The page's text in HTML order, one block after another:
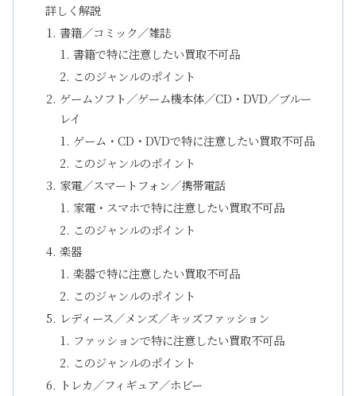
詳しく解説
書籍／コミック／雑誌
書籍で特に注意したい買取不可品
このジャンルのポイント
ゲームソフト／ゲーム機本体／CD・DVD／ブルー
レイ
ゲーム・CD・DVDで特に注意したい買取不可品
このジャンルのポイント
家電／スマートフォン／携帯電話
家電・スマホで特に注意したい買取不可品
このジャンルのポイント
楽器
楽器で特に注意したい買取不可品
このジャンルのポイント
レディース／メンズ／キッズファッション
ファッションで特に注意したい買取不可品
このジャンルのポイント
トレカ／フィギュア／ホビー